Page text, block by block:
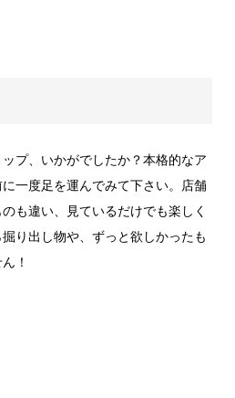
プ、いかがでしたか？本格的なア
一度足を運んでみて下さい。店舗
も違い、見ているだけでも楽しく
り出し物や、ずっと欲しかったも
！